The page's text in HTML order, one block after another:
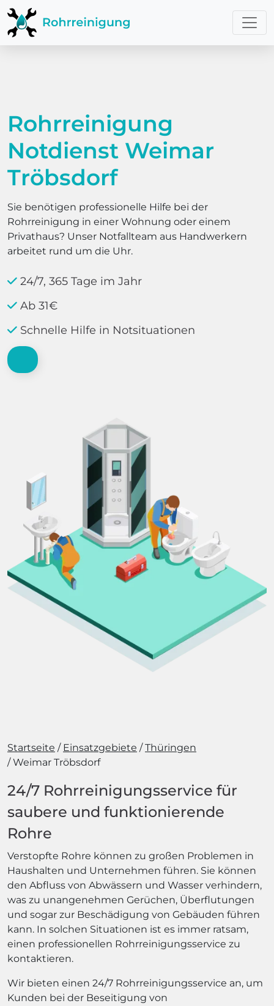
Rohrreinigung
Notdienst Weimar
Tröbsdorf
Sie benötigen professionelle Hilfe bei der
Rohrreinigung in einer Wohnung oder einem
Privathaus? Unser Notfallteam aus Handwerkern
arbeitet rund um die Uhr.
24/7, 365 Tage im Jahr
Ab 31€
Schnelle Hilfe in Notsituationen
Startseite Einsatzgebiete
Thüringen
Weimar Tröbsdorf
24/7 Rohrreinigungsservice für
saubere und funktionierende
Rohre
Verstopfte Rohre können zu großen Problemen in
Haushalten und Unternehmen führen. Sie können
den Abfluss von Abwässern und Wasser verhindern,
was zu unangenehmen Gerüchen, Überflutungen
und sogar zur Beschädigung von Gebäuden führen
kann. In solchen Situationen ist es immer ratsam,
einen professionellen Rohrreinigungsservice zu
kontaktieren.
Wir bieten einen 24/7 Rohrreinigungsservice an, um
Kunden bei der Beseitigung von